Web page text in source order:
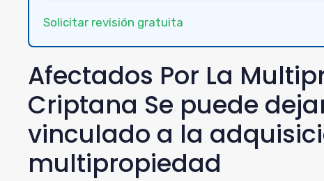
Solicitar revisión gratuita
Afectados Por La
Criptana Se puede
vinculado a la
multipropiedad